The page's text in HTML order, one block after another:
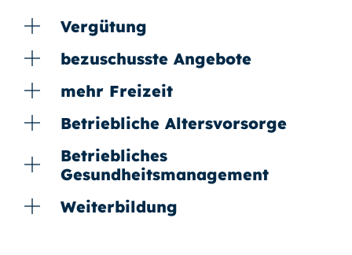
Vergütung
bezuschusste Angebote
mehr Freizeit
Betriebliche Altersvorsorge
Betriebliches
Gesundheitsmanagement
Weiterbildung